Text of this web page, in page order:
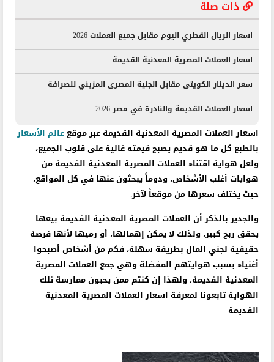
ذات صلة
اسعار الريال القطري اليوم مقابل جميع العملات 2026
اسعار العملات المصرية المعدنية القديمة
سعر الدينار الكويتى مقابل الجنية المصرى المزيني للصرافة
اسعار العملات القديمة والنادرة في مصر 2026
اسعار العملات المصرية المعدنية القديمة عبر موقع عالم الأسعار
بالطبع كل ما هو قديم يصبح قيمته غالية على قلوب الجميع،
ولعل هواية اقتناء العملات المصرية المعدنية القديمة من
هوايات أغلب الأشخاص، ودوماً يبحثون عنها في كل المواقع،
حيث يختلف سعرها من موقعاً لآخر.
والجدير بالذكر أن العملات المصرية المعدنية القديمة بيعها
يحقق ربح كبير، ولذلك لا يمكن إهمالها، أو رميها لأنها فرصة
حقيقية لجني المال بطريقة سهلة، فكم من أشخاص أصبحوا
أغنياء بسبب هوايتهم المفضلة وهي جمع العملات المصرية
المعدنية القديمة، ولهذا إن كنتم ممن يحبون ممارسة تلك
الهواية تابعونا لمعرفة اسعار العملات المصرية المعدنية
القديمة